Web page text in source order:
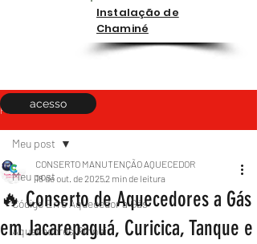
Instalação de
Chaminé
Post
Meu post
Código Erro Aquecedor a Gás
Aquecedores Rinnai
Meu post
🔥 Conserto de Aquecedores a Gás
em Jacarepaguá, Curicica, Tanque e
CONSERTO MANUTENÇÃO AQUECEDOR
18 de out. de 20252 min de leitura
acesso